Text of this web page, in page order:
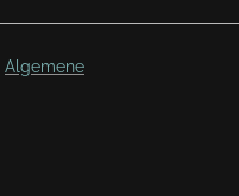
Algemene